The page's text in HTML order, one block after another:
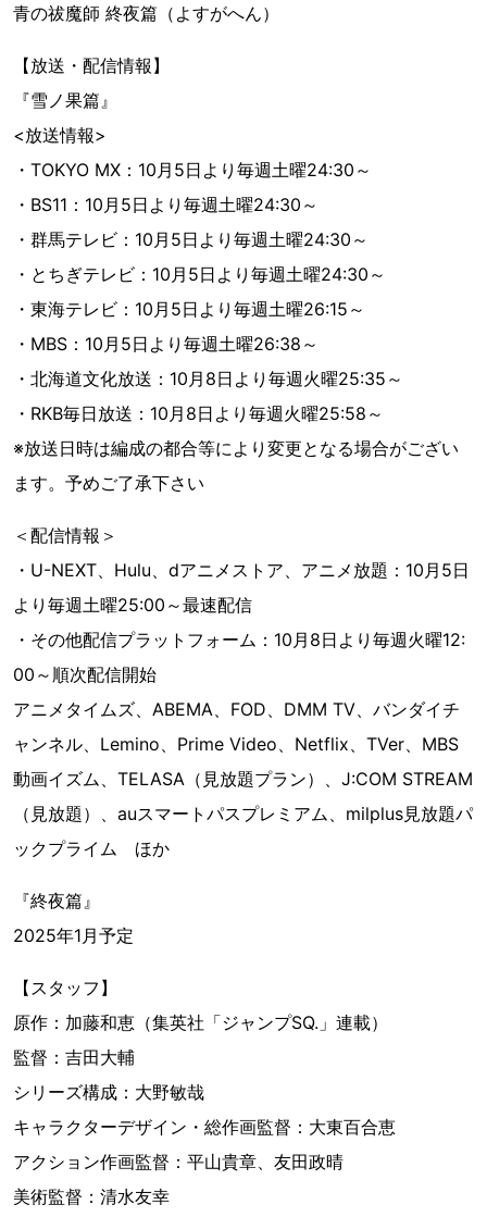
青の祓魔師 終夜篇（よすがへん）
【放送・配信情報】
『雪ノ果篇』
<放送情報>
・TOKYO MX：10月5日より毎週土曜24:30～
・BS11：10月5日より毎週土曜24:30～
・群馬テレビ：10月5日より毎週土曜24:30～
・とちぎテレビ：10月5日より毎週土曜24:30～
・東海テレビ：10月5日より毎週土曜26:15～
・MBS：10月5日より毎週土曜26:38～
・北海道文化放送：10月8日より毎週火曜25:35～
・RKB毎日放送：10月8日より毎週火曜25:58～
※放送日時は編成の都合等により変更となる場合がござい
ます。予めご了承下さい
＜配信情報＞
・U-NEXT、Hulu、dアニメストア、アニメ放題：10月5日
より毎週土曜25:00～最速配信
・その他配信プラットフォーム：10月8日より毎週火曜12:
00～順次配信開始
アニメタイムズ、ABEMA、FOD、DMM TV、バンダイチ
ャンネル、Lemino、Prime Video、Netflix、TVer、MBS
動画イズム、TELASA（見放題プラン）、J:COM STREAM
（見放題）、auスマートパスプレミアム、milplus見放題パ
ックプライム ほか
『終夜篇』
2025年1月予定
【スタッフ】
原作：加藤和恵（集英社「ジャンプSQ.」連載）
監督：吉田大輔
シリーズ構成：大野敏哉
キャラクターデザイン・総作画監督：大東百合恵
アクション作画監督：平山貴章、友田政晴
美術監督：清水友幸